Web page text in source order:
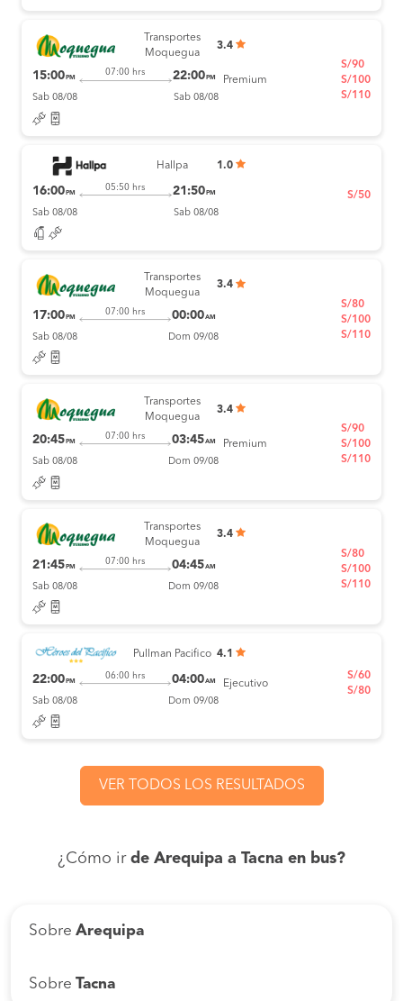
Transportes
Moquegua
3.4
15:00 PM
07:00 hrs 22:00 PM
Sab 08/08 Sab 08/08
Premium
S/90
S/100
S/110
Hallpa 1.0
16:00 PM
05:50 hrs 21:50 PM
Sab 08/08 Sab 08/08
S/50
Transportes
Moquegua
3.4
17:00 PM
07:00 hrs 00:00AM
Sab 08/08 Dom 09/08
S/80
S/100
S/110
Transportes
Moquegua
3.4
20:45 PM
07:00 hrs 03:45AM
Sab 08/08 Dom 09/08
Premium
S/90
S/100
S/110
Transportes
Moquegua
3.4
21:45 PM
07:00 hrs 04:45AM
Sab 08/08 Dom 09/08
S/80
S/100
S/110
Pullman Pacifico 4.1
22:00 PM
06:00 hrs 04:00AM
Sab 08/08 Dom 09/08
Ejecutivo
S/60
S/80
VER TODOS LOS RESULTADOS
¿Cómo ir de Arequipa a Tacna en bus?
Sobre Arequipa
Sobre Tacna